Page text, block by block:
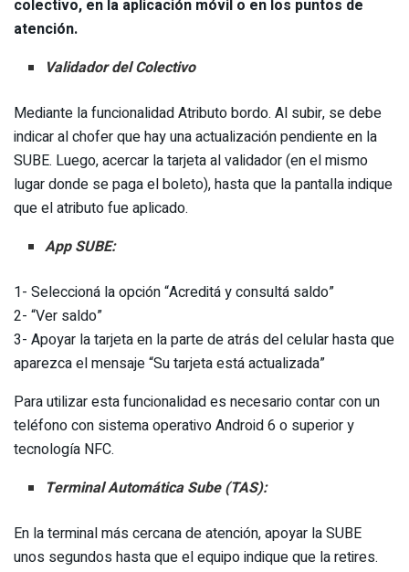
colectivo, en la aplicación móvil o en los puntos de
atención.
Validador del Colectivo
Mediante la funcionalidad Atributo bordo. Al subir, se debe
indicar al chofer que hay una actualización pendiente en la
SUBE. Luego, acercar la tarjeta al validador (en el mismo
lugar donde se paga el boleto), hasta que la pantalla indique
que el atributo fue aplicado.
App SUBE:
1- Seleccioná la opción “Acreditá y consultá saldo”
2- “Ver saldo”
3- Apoyar la tarjeta en la parte de atrás del celular hasta que
aparezca el mensaje “Su tarjeta está actualizada”
Para utilizar esta funcionalidad es necesario contar con un
teléfono con sistema operativo Android 6 o superior y
tecnología NFC.
Terminal Automática Sube (TAS):
En la terminal más cercana de atención, apoyar la SUBE
unos segundos hasta que el equipo indique que la retires.